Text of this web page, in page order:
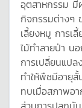
อุตสาหกรรม มี
กิจกรรมต่างๆ
เลี้ยงหมู การเ
ไม้ทำลายป่า
การเปลี่ยนแป
ทำให้พืชมีอายุ
ทบเมื่อสภาพอ